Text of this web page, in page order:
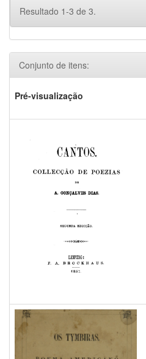
Resultado 1-3 de 3.
Conjunto de itens:
Pré-visualização